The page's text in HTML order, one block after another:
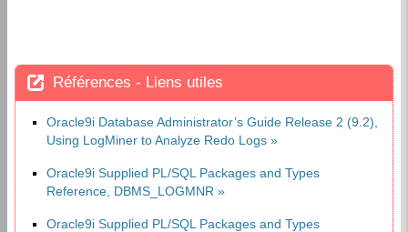
Références - Liens utiles
Oracle9i Database Administrator’s Guide Release 2 (9.2),
Using LogMiner to Analyze Redo Logs
Oracle9i Supplied PL/SQL Packages and Types
Reference, DBMS_LOGMNR
Oracle9i Supplied PL/SQL Packages and Types